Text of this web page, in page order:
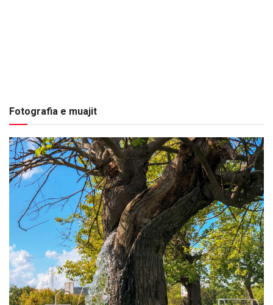
Fotografia e muajit